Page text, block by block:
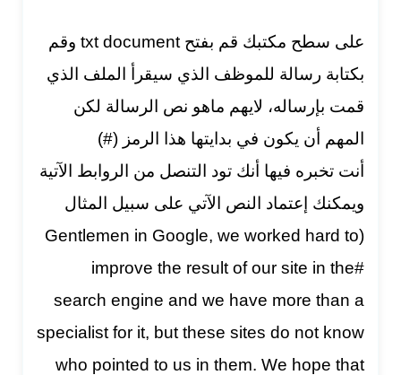
على سطح مكتبك قم بفتح txt document وقم
بكتابة رسالة للموظف الذي سيقرأ الملف الذي
قمت بإرساله، لايهم ماهو نص الرسالة لكن
المهم أن يكون في بدايتها هذا الرمز (#)
أنت تخبره فيها أنك تود التنصل من الروابط الآتية
ويمكنك إعتماد النص الآتي على سبيل المثال
(
Gentlemen in Google, we worked hard to
improve the result of our site in the#
search engine and we have more than a
specialist for it, but these sites do not know
who pointed to us in them. We hope that